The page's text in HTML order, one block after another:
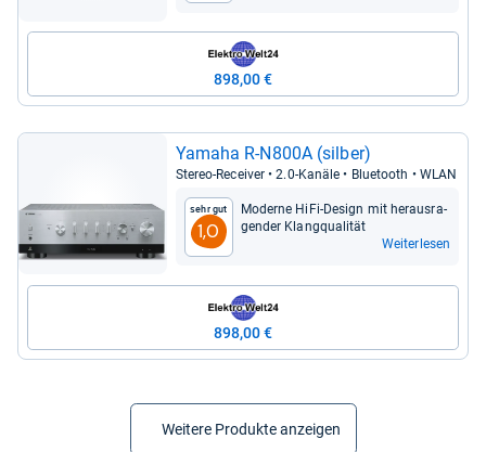
898,00 €
Yamaha R-​N800A (sil­ber)
Ste­reo-​Recei­ver • 2.0-​Kanäle • Blue­tooth • WLAN
Sehr gut
1,0
Moderne HiFi-​Design mit her­aus­ra­
gen­der Klang­qua­li­tät
Weiterlesen
898,00 €
Weitere Produkte anzeigen